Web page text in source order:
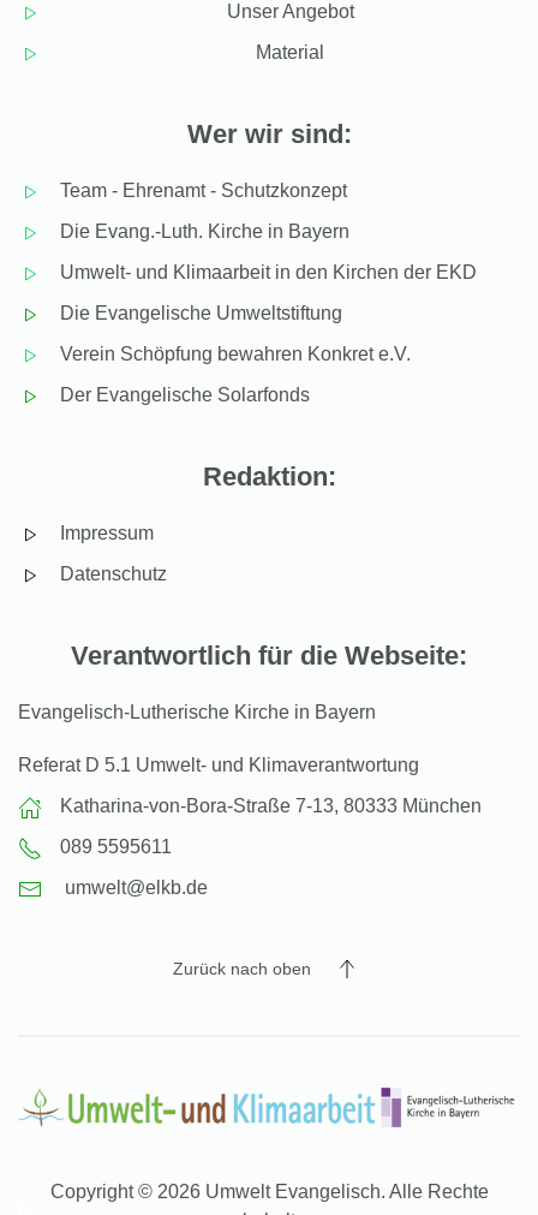
Unser Angebot
Material
Wer wir sind:
Team - Ehrenamt - Schutzkonzept
Die Evang.-Luth. Kirche in Bayern
Umwelt- und Klimaarbeit in den Kirchen der EKD
Die Evangelische Umweltstiftung
Verein Schöpfung bewahren Konkret e.V.
Der Evangelische Solarfonds
Redaktion:
Impressum
Datenschutz
Verantwortlich für die Webseite:
Evangelisch-Lutherische Kirche in Bayern
Referat D 5.1 Umwelt- und Klimaverantwortung
Katharina-von-Bora-Straße 7-13, 80333 München
089 5595611
umwelt@elkb.de
Zurück nach oben
Copyright © 2026 Umwelt Evangelisch. Alle Rechte